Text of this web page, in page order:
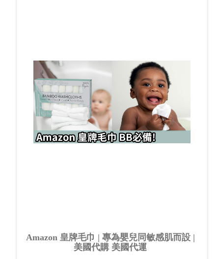
Amazon 皇牌毛巾 | 專為嬰兒同敏感肌而設 |
美國代購 美國代運